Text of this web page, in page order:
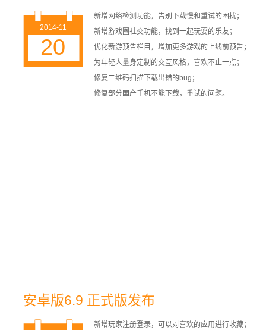
2014-11
20
新增网络检测功能，告别下载慢和重试的困扰；
新增游戏圈社交功能，找到一起玩耍的乐友；
优化新游预告栏目，增加更多游戏的上线前预告；
为年轻人量身定制的交互风格，喜欢不止一点；
修复二维码扫描下载出错的bug；
修复部分国产手机不能下载，重试的问题。
安卓版6.9 正式版发布
新增玩家注册登录，可以对喜欢的应用进行收藏；